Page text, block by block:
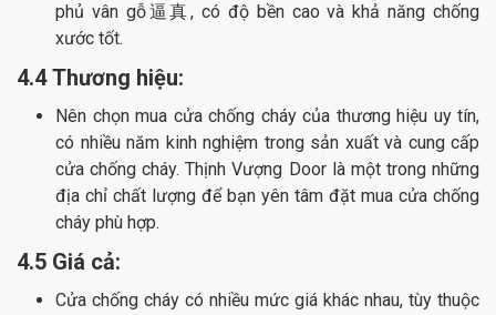
phủ vân gỗ逼真, có độ bền cao và khả năng chống
xước tốt.
4.4 Thương hiệu:
Nên chọn mua cửa chống cháy của thương hiệu uy tín,
có nhiều năm kinh nghiệm trong sản xuất và cung cấp
cửa chống cháy. Thịnh Vượng Door là một trong những
địa chỉ chất lượng để bạn yên tâm đặt mua cửa chống
cháy phù hợp.
4.5 Giá cả:
Cửa chống cháy có nhiều mức giá khác nhau, tùy thuộc